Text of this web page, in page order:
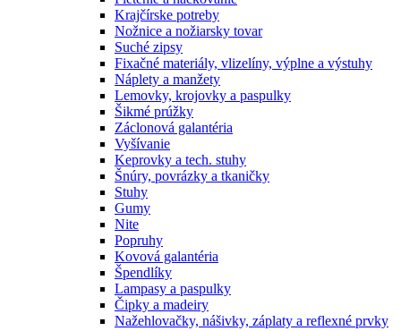
Krajčírske potreby
Nožnice a nožiarsky tovar
Suché zipsy
Fixačné materiály, vlizelíny, výplne a výstuhy
Náplety a manžety
Lemovky, krojovky a paspulky
Šikmé prúžky
Záclonová galantéria
Vyšívanie
Keprovky a tech. stuhy
Šnúry, povrázky a tkaničky
Stuhy
Gumy
Nite
Popruhy
Kovová galantéria
Špendlíky
Lampasy a paspulky
Čipky a madeiry
Nažehlovačky, nášivky, záplaty a reflexné prvky